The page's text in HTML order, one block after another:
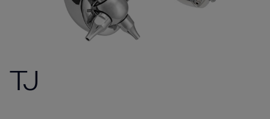
TJ